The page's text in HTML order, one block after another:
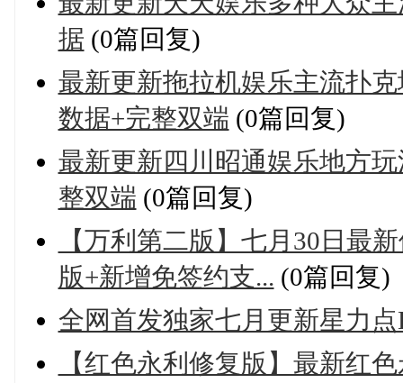
据 (0篇回复)
最新更新拖拉机娱乐主流扑
数据+完整双端 (0篇回复)
最新更新四川昭通娱乐地方
整双端 (0篇回复)
【万利第二版】七月30日最
版+新增免签约支... (0篇回复)
全网首发独家七月更新星力
【红色永利修复版】最新红